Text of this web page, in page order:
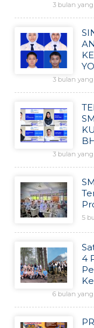
3 bulan
3 bulan
3 bulan
5
4
6 bulan